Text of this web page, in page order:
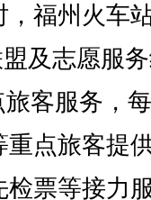
福州火车
及志愿服
客服务，
点旅客提
检票等接力